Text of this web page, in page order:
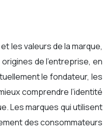
les valeurs de la marque,
de l’entreprise, en
le fondateur, les
comprendre l’identité
Les marques qui utilisent
des consommateurs